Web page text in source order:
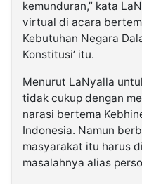
kemunduran,” kata
virtual di acara
Kebutuhan Negara
Konstitusi’ itu.
Menurut LaNyalla
tidak cukup dengan
narasi bertema
Indonesia. Namun
masyarakat itu harus
masalahnya alias